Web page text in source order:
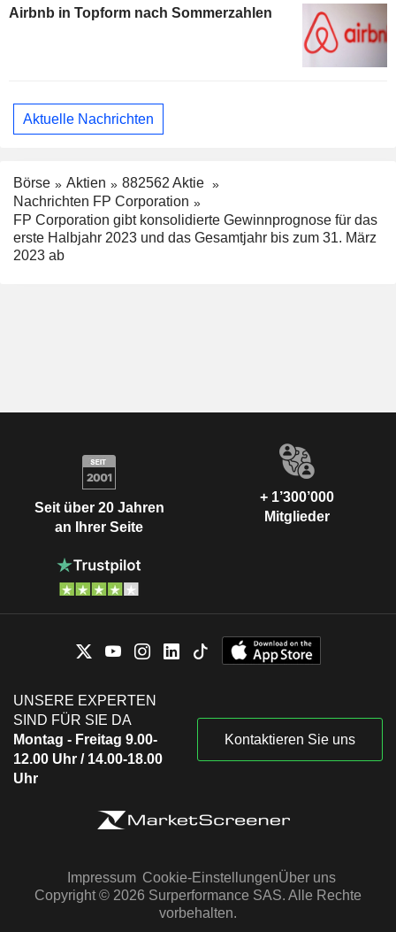
Airbnb in Topform nach Sommerzahlen
Aktuelle Nachrichten
Börse Aktien
882562 Aktie
Nachrichten FP Corporation
FP Corporation gibt konsolidierte Gewinnprognose für das
erste Halbjahr 2023 und das Gesamtjahr bis zum 31. März
2023 ab
Seit über 20 Jahren
an Ihrer Seite
+ 1’300’000
Mitglieder
UNSERE EXPERTEN
SIND FÜR SIE DA
Montag - Freitag 9.00-
12.00 Uhr / 14.00-18.00
Uhr
Kontaktieren Sie uns
Impressum Cookie-EinstellungenÜber uns
Copyright © 2026 Surperformance SAS. Alle Rechte
vorbehalten.